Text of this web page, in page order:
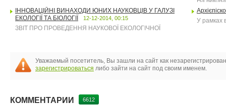
ІННОВАЦІЙНІ ВИНАХОДИ ЮНИХ НАУКОВЦІВ У ГАЛУЗІ
ЕКОЛОГІЇ ТА БІОЛОГІЇ
12-12-2014, 00:15
ЗВІТ ПРО ПРОВЕДЕННЯ НАУКОВОЇ ЕКОЛОГІЧНОЇ
У рамках
Уважаемый посетитель, Вы зашли на сайт как
зарегистрироваться либо зайти на сайт под своим именем.
КОММЕНТАРИИ 6612